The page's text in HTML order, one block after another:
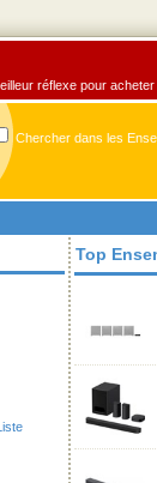
réflexe pour
Chercher dans les
Top